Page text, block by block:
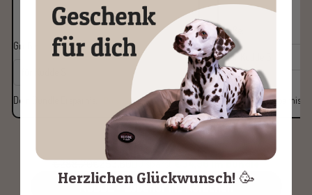
Größe: für Kudde S
Dein Bundle Ersparnis: Du sparst€10,00
Größe:
für Kudde S
Dein Bundle Ersparnis:
€288,70€253,80Du sparst€34,90 im Bundle
KUDDE + Zubehör ins Körbchen
Herzlichen Glückwunsch! 🥳